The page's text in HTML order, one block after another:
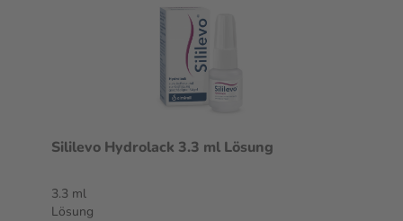
Sililevo Hydrolack 3.3 ml Lösung
3.3 ml
Lösung